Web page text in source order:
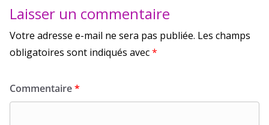
Laisser un commentaire
Votre adresse e-mail ne sera pas publiée. Les champs
obligatoires sont indiqués avec*
Commentaire*